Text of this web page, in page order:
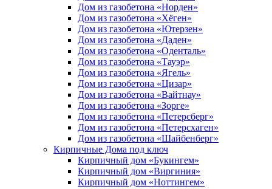
Дом из газобетона «Норден»
Дом из газобетона «Хёген»
Дом из газобетона «Ютерзен»
Дом из газобетона «Даден»
Дом из газобетона «Оденталь»
Дом из газобетона «Тауэр»
Дом из газобетона «Ягель»
Дом из газобетона «Цизар»
Дом из газобетона «Вайтнау»
Дом из газобетона «Зорге»
Дом из газобетона «Петерсберг»
Дом из газобетона «Петерсхаген»
Дом из газобетона «Шайбенберг»
Кирпичные Дома под ключ
Кирпичный дом «Букингем»
Кирпичный дом «Виргиния»
Кирпичный дом «Ноттингем»